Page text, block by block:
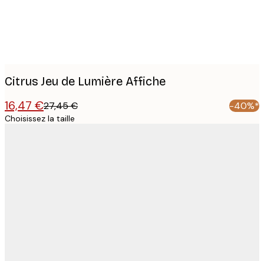
Citrus Jeu de Lumière Affiche
16,47 €27,45 € -40%*
Choisissez la taille